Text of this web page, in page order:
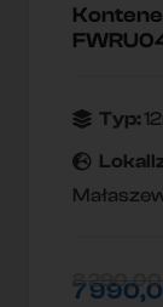
Typ:
7
8 290,00